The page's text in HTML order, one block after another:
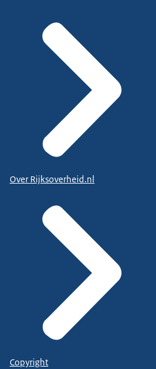
Over Rijksoverheid.nl
Copyright